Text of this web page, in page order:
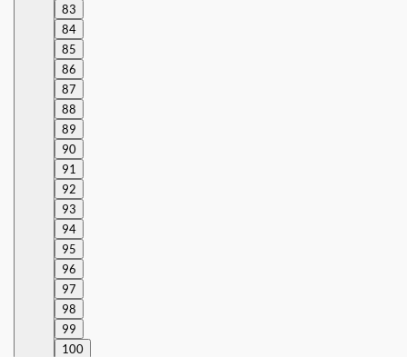
83
84
85
86
87
88
89
90
91
92
93
94
95
96
97
98
99
100